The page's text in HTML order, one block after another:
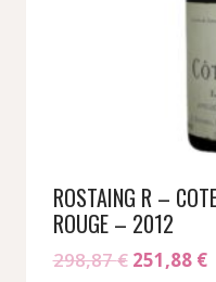
ROSTAING R –
ROUGE – 2012
298,87€ Le
251,88 €Le